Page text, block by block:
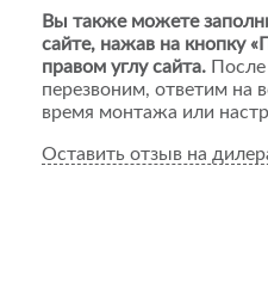
Вы также можете
сайте, нажав на кнопку
правом углу сайта.
перезвоним, ответим на
время монтажа или
Оставить отзыв на